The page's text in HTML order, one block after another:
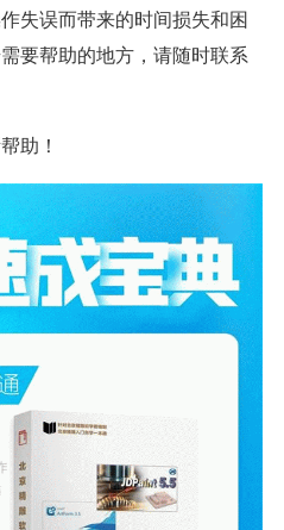
失误而带来的时间损失和困
要帮助的地方，请随时联系
助！